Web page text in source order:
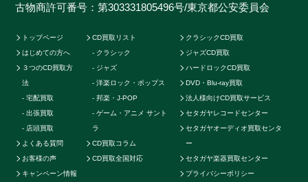
確な」査定はどこにも真似出来ません。ご自宅で聴かな
古相場は日々変動しています。それは国内だけではなく
世界基準の価格相場でも同じです。当店では国内のネッ
トワークだけでなく、アメリカやカナダ、イギリスなど
の海外ネットワークも強く、日本では人気のないCDで
も高く買取ることが可能です。業界トップの高価買取を
実現することができます。例えばクラシックのCDでも
高音質盤か通常盤で全く値段が変わってきたり、ロック
やポップス系CDで帯の形状や製造年によって何十倍に
古物商許可番号：第303331805496号/東京都公安委員会
トップページ
はじめての方へ
３つのCD買取方
法
宅配買取
出張買取
店頭買取
よくある質問
お客様の声
キャンペーン情報
CD買取リスト
クラシック
ジャズ
洋楽ロック・ポップス
邦楽・J-POP
ゲーム・アニメ サント
ラ
CD買取コラム
CD買取全国対応
クラシックCD買取
ジャズCD買取
ハードロックCD買取
DVD・Blu-ray買取
法人様向けCD買取サービス
セタガヤレコードセンター
セタガヤオーディオ買取センタ
ー
セタガヤ楽器買取センター
プライバシーポリシー